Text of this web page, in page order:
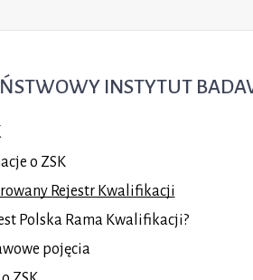
INSTYTUT
o ZSK
Rejestr Kwalifikacji
Polska Rama Kwalifikacji?
pojęcia